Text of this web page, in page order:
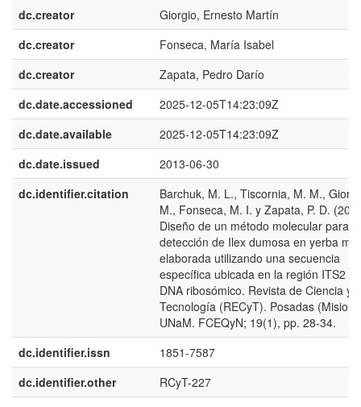
dc.creator
Giorgio, Ernesto Martín
dc.creator
Fonseca, María Isabel
dc.creator
Zapata, Pedro Darío
dc.date.accessioned
2025-12-05T14:23:09Z
dc.date.available
2025-12-05T14:23:09Z
dc.date.issued
2013-06-30
dc.identifier.citation
Barchuk, M. L., Tiscornia, M. M.,
M., Fonseca, M. I. y Zapata, P. D.
Diseño de un método molecular para la
detección de Ilex dumosa en yerba
elaborada utilizando una secuencia
específica ubicada en la región ITS2
DNA ribosómico. Revista de Ciencia y
Tecnología (RECyT). Posadas
UNaM. FCEQyN; 19(1), pp. 28-34.
dc.identifier.issn
1851-7587
dc.identifier.other
RCyT-227